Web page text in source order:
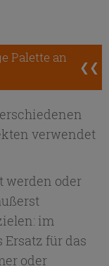
Palette an
❮❮
verwendet
werden oder
im
für das
oder